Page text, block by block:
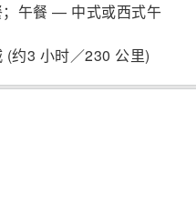
午餐 — 中式或西式午
约3 小时／230 公里)